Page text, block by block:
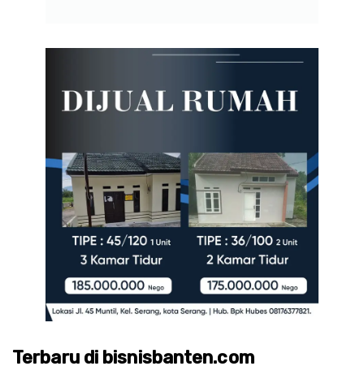
Terbaru di bisnisbanten.com